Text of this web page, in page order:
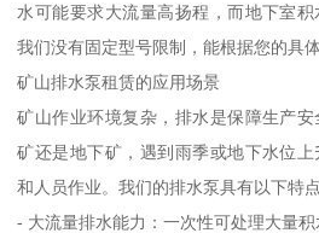
水可能要求大流量高扬程，而地下室积
我们没有固定型号限制，能根据您的具
矿山排水泵租赁的应用场景
矿山作业环境复杂，排水是保障生产
矿还是地下矿，遇到雨季或地下水位
和人员作业。我们的排水泵具有以下特
- 大流量排水能力：一次性可处理大量积